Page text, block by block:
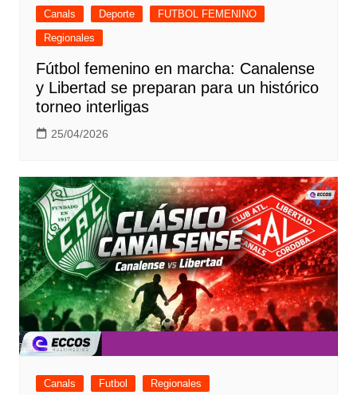
Canals Deporte
FUTBOL FEMENINO
Regionales
Fútbol femenino en marcha: Canalense
y Libertad se preparan para un histórico
torneo interligas
25/04/2026
Canals Futbol Regionales